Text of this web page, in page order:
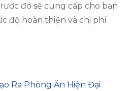
đó sẽ cung cấp cho bạn
độ hoàn thiện và chi phí
Ra Phòng Ăn Hiện Đại